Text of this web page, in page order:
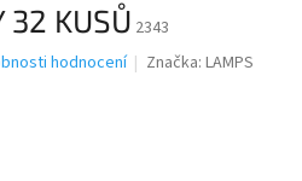
32 KUSŮ 2343
hodnocení Značka:LAMPS